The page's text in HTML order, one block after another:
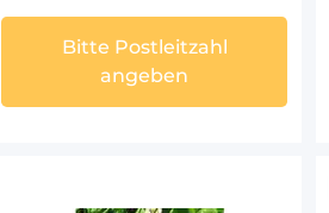
Bitte Postleitzahl
angeben